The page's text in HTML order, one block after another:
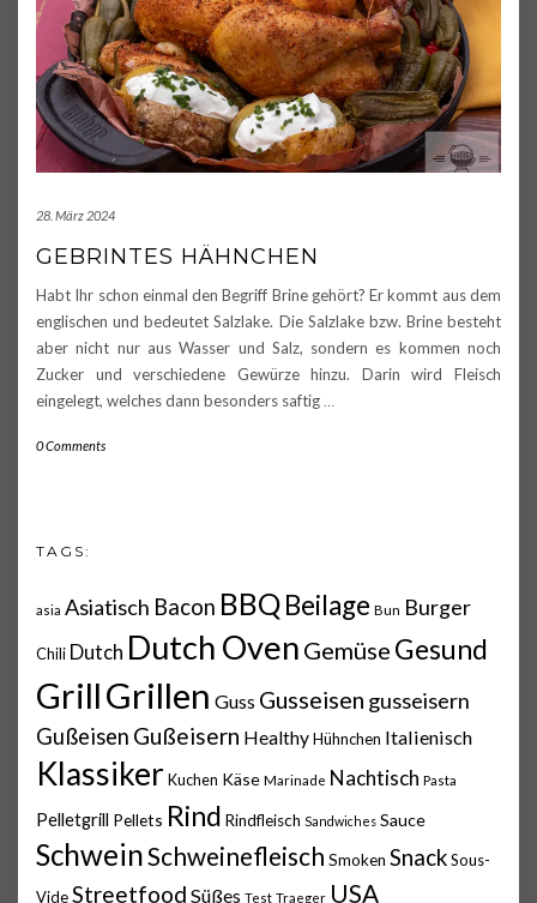
28. März 2024
GEBRINTES HÄHNCHEN
Habt Ihr schon einmal den Begriff Brine gehört? Er kommt aus dem
englischen und bedeutet Salzlake. Die Salzlake bzw. Brine besteht
aber nicht nur aus Wasser und Salz, sondern es kommen noch
Zucker und verschiedene Gewürze hinzu. Darin wird Fleisch
eingelegt, welches dann besonders saftig…
0 Comments
TAGS:
asia Asiatisch Bacon BBQBeilage Bun Burger
Chili Dutch Dutch Oven Gemüse Gesund
GrillGrillen Guss Gusseisen gusseisern
Gußeisen Gußeisern HealthyHühnchen Italienisch
Klassiker Kuchen Käse Marinade Nachtisch Pasta
Pelletgrill Pellets Rind Rindfleisch Sandwiches Sauce
SchweinSchweinefleisch Smoken SnackSous-
VideStreetfood Süßes Test Traeger USA